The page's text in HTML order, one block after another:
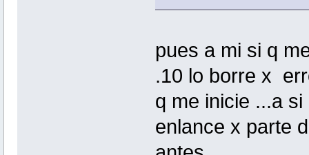
pues a mi si q
.10 lo borre x
q me inicie ...a
enlance x parte